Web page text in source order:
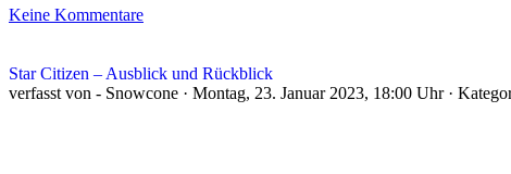
Keine Kommentare
Star Citizen – Ausblick und Rückblick
verfasst von - Snowcone · Montag, 23. Januar 2023, 18:00 Uhr ·